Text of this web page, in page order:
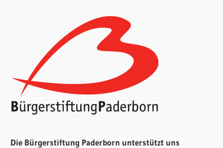
Die Bürgerstiftung Paderborn unterstützt uns